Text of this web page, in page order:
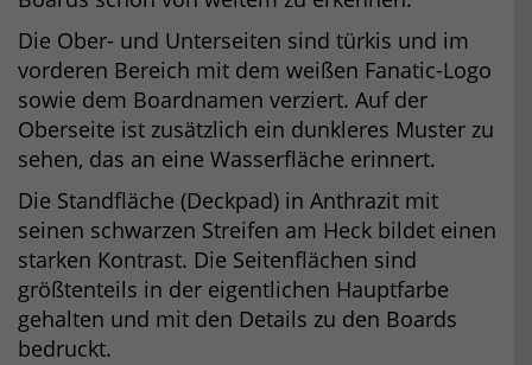
Die Ober- und Unterseiten sind türkis und im
vorderen Bereich mit dem weißen Fanatic-Logo
sowie dem Boardnamen verziert. Auf der
Oberseite ist zusätzlich ein dunkleres Muster zu
sehen, das an eine Wasserfläche erinnert.
Die Standfläche (Deckpad) in Anthrazit mit
seinen schwarzen Streifen am Heck bildet einen
starken Kontrast. Die Seitenflächen sind
größtenteils in der eigentlichen Hauptfarbe
gehalten und mit den Details zu den Boards
bedruckt.